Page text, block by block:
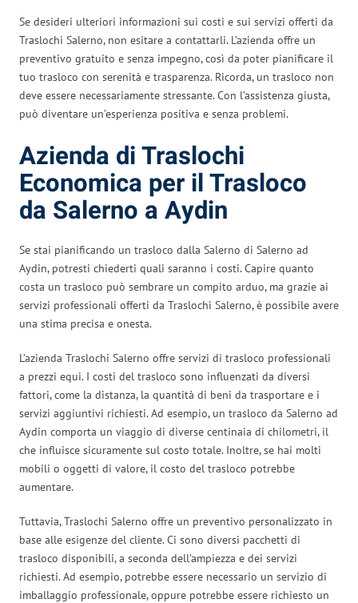
Se desideri ulteriori informazioni sui costi e sui servizi offerti da
Traslochi Salerno, non esitare a contattarli. L’azienda offre un
preventivo gratuito e senza impegno, così da poter pianificare il
tuo trasloco con serenità e trasparenza. Ricorda, un trasloco non
deve essere necessariamente stressante. Con l’assistenza giusta,
può diventare un’esperienza positiva e senza problemi.
Azienda di Traslochi
Economica per il Trasloco
da Salerno a Aydin
Se stai pianificando un trasloco dalla Salerno di Salerno ad
Aydin, potresti chiederti quali saranno i costi. Capire quanto
costa un trasloco può sembrare un compito arduo, ma grazie ai
servizi professionali offerti da Traslochi Salerno, è possibile avere
una stima precisa e onesta.
L’azienda Traslochi Salerno offre servizi di trasloco professionali
a prezzi equi. I costi del trasloco sono influenzati da diversi
fattori, come la distanza, la quantità di beni da trasportare e i
servizi aggiuntivi richiesti. Ad esempio, un trasloco da Salerno ad
Aydin comporta un viaggio di diverse centinaia di chilometri, il
che influisce sicuramente sul costo totale. Inoltre, se hai molti
mobili o oggetti di valore, il costo del trasloco potrebbe
aumentare.
Tuttavia, Traslochi Salerno offre un preventivo personalizzato in
base alle esigenze del cliente. Ci sono diversi pacchetti di
trasloco disponibili, a seconda dell’ampiezza e dei servizi
richiesti. Ad esempio, potrebbe essere necessario un servizio di
imballaggio professionale, oppure potrebbe essere richiesto un